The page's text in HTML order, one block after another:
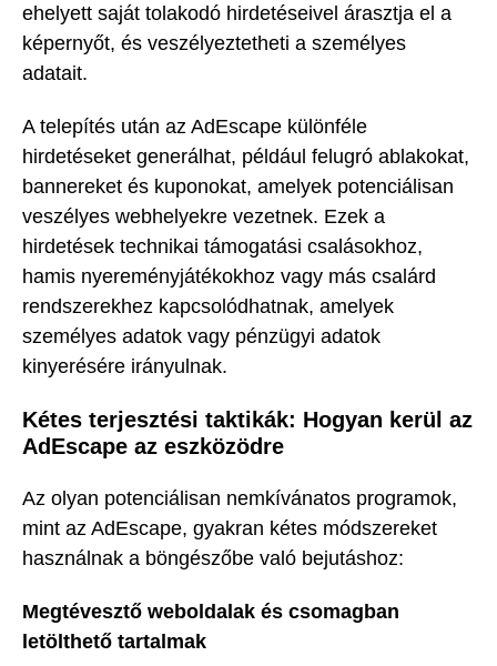
ehelyett saját tolakodó hirdetéseivel árasztja el a
képernyőt, és veszélyeztetheti a személyes
adatait.
A telepítés után az AdEscape különféle
hirdetéseket generálhat, például felugró ablakokat,
bannereket és kuponokat, amelyek potenciálisan
veszélyes webhelyekre vezetnek. Ezek a
hirdetések technikai támogatási csalásokhoz,
hamis nyereményjátékokhoz vagy más csalárd
rendszerekhez kapcsolódhatnak, amelyek
személyes adatok vagy pénzügyi adatok
kinyerésére irányulnak.
Kétes terjesztési taktikák: Hogyan kerül az
AdEscape az eszközödre
Az olyan potenciálisan nemkívánatos programok,
mint az AdEscape, gyakran kétes módszereket
használnak a böngészőbe való bejutáshoz:
Megtévesztő weboldalak és csomagban
letölthető tartalmak